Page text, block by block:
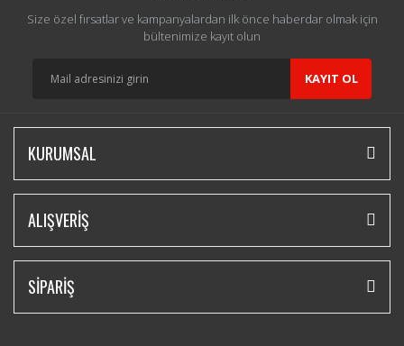
Size özel fırsatlar ve kampanyalardan ilk önce haberdar olmak için
bültenimize kayıt olun
KAYIT OL
KURUMSAL
ALIŞVERİŞ
SİPARİŞ